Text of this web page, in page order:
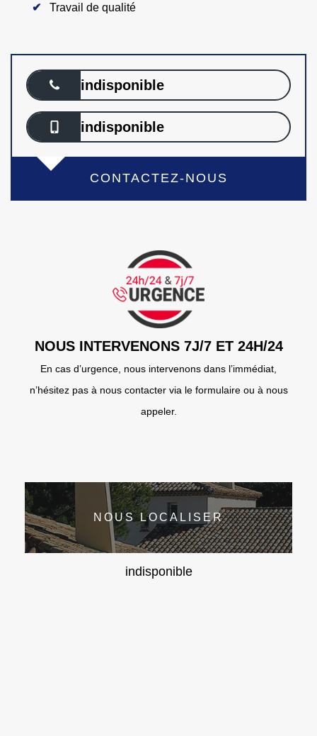
Travail de qualité
indisponible
indisponible
CONTACTEZ-NOUS
NOUS INTERVENONS 7J/7 ET 24H/24
En cas d’urgence, nous intervenons dans l’immédiat,
n’hésitez pas à nous contacter via le formulaire ou à nous
appeler.
NOUS LOCALISER
indisponible